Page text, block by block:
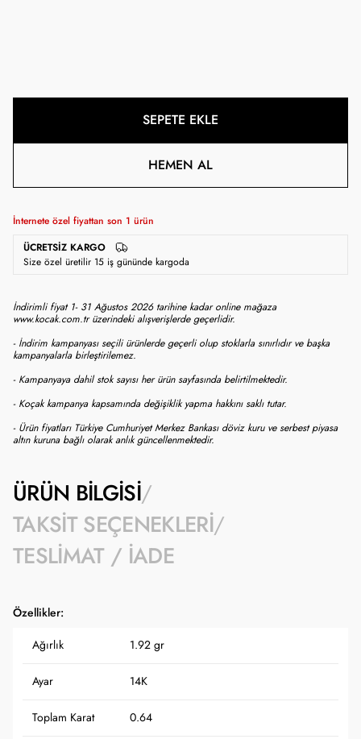
SEPETE EKLE
HEMEN AL
İnternete özel fiyattan son 1 ürün
ÜCRETSIZ KARGO
Size özel üretilir 15 iş gününde kargoda
İndirimli fiyat 1- 31 Ağustos 2026 tarihine kadar online mağaza
www.kocak.com.tr üzerindeki alışverişlerde geçerlidir.
- İndirim kampanyası seçili ürünlerde geçerli olup stoklarla sınırlıdır ve başka
kampanyalarla birleştirilemez.
- Kampanyaya dahil stok sayısı her ürün sayfasında belirtilmektedir.
- Koçak kampanya kapsamında değişiklik yapma hakkını saklı tutar.
- Ürün fiyatları Türkiye Cumhuriyet Merkez Bankası döviz kuru ve serbest piyasa
altın kuruna bağlı olarak anlık güncellenmektedir.
ÜRÜN BILGISI
TAKSIT SEÇENEKLERI
TESLIMAT / İADE
Özellikler:
Ağırlık 1.92 gr
Ayar 14K
Toplam Karat 0.64